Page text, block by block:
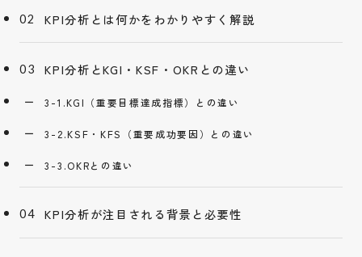
KPI分析とは何かをわかりやすく解説
KPI分析とKGI・KSF・OKRとの違い
3-1.KGI（重要目標達成指標）との違い
3-2.KSF・KFS（重要成功要因）との違い
3-3.OKRとの違い
KPI分析が注目される背景と必要性